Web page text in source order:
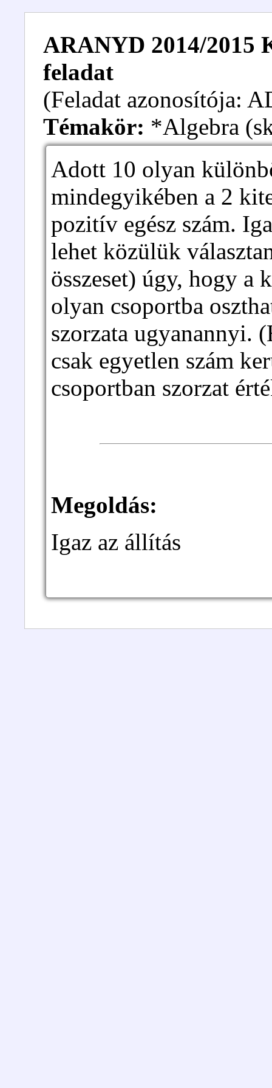
ARANYD 2014/2015
feladat
(Feladat azonosítója:
Témakör: *Algebra
Adott 10 olyan
mindegyikében a 2
pozitív egész szám.
lehet közülük
összeset) úgy, hogy a
olyan csoportba
szorzata ugyanannyi.
csak egyetlen szám
csoportban szorzat
Megoldás:
Igaz az állítás